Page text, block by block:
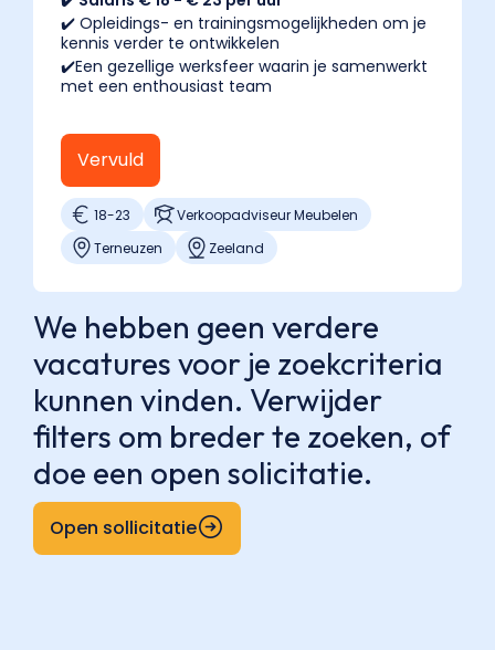
✔️ Opleidings- en trainingsmogelijkheden om je
kennis verder te ontwikkelen
✔️Een gezellige werksfeer waarin je samenwerkt
met een enthousiast team
18-23
Verkoopadviseur Meubelen
Terneuzen
Zeeland
Vervuld
We hebben geen verdere
vacatures voor je zoekcriteria
kunnen vinden. Verwijder
filters om breder te zoeken, of
doe een open solicitatie.
Open sollicitatie